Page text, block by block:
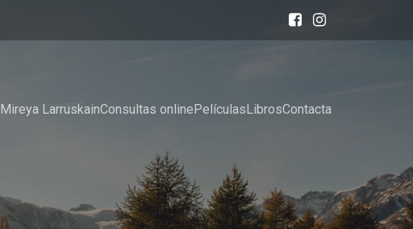
Mireya LarruskainConsultas onlinePelículasLibrosContacta